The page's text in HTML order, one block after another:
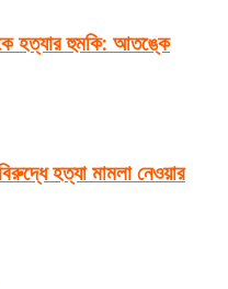
হত্যার হুমকি: আতঙ্কে
হত্যা মামলা নেওয়ার